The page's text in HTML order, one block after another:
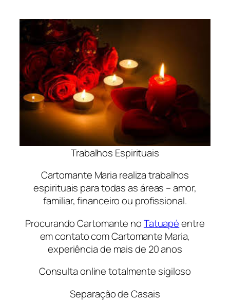
Trabalhos Espirituais
Cartomante Maria realiza trabalhos
espirituais para todas as áreas – amor,
familiar, financeiro ou profissional.
Procurando Cartomante noTatuapéentre
em contato com Cartomante Maria,
experiência de mais de 20 anos
Consulta online totalmente sigiloso
Separação de Casais